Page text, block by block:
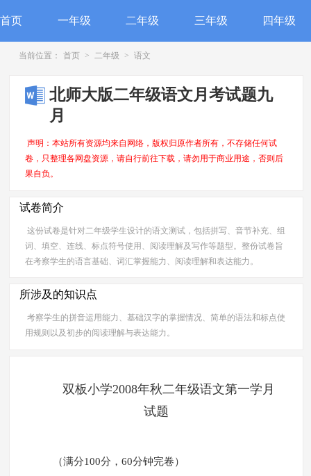
首页 一年级 二年级 三年级 四年级
当前位置： 首页 > 二年级 > 语文
北师大版二年级语文月考试题九
月
声明：本站所有资源均来自网络，版权归原作者所有，不存储任何试
卷，只整理各网盘资源，请自行前往下载，请勿用于商业用途，否则后
果自负。
试卷简介
这份试卷是针对二年级学生设计的语文测试，包括拼写、音节补充、组
词、填空、连线、标点符号使用、阅读理解及写作等题型。整份试卷旨
在考察学生的语言基础、词汇掌握能力、阅读理解和表达能力。
所涉及的知识点
考察学生的拼音运用能力、基础汉字的掌握情况、简单的语法和标点使
用规则以及初步的阅读理解与表达能力。
双板小学2008年秋二年级语文第一学月
试题
（满分100分，60分钟完卷）